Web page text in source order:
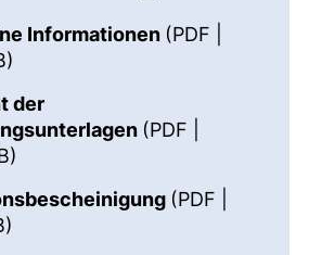
Informationen (PDF |
der
(PDF |
(PDF |